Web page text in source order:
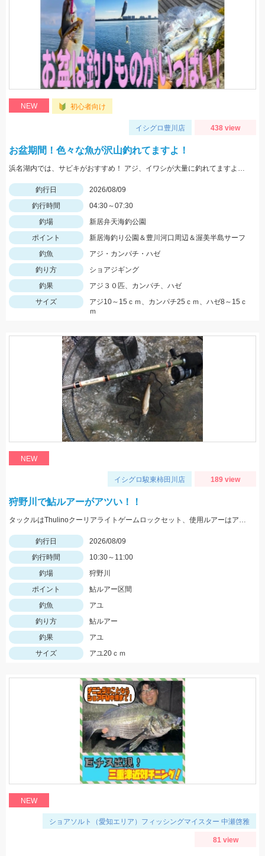
NEW 初心者向け
イシグロ豊川店 438 view
お盆期間！色々な魚が沢山釣れてますよ！
浜名湖内では、サビキがおすすめ！ アジ、イワシが大量に釣れてますよ。 豊川周辺では、ハゼが入れ喰い状態！ 渥美半島側では、マゴチ、ヒラメ、青物 などターゲットが多数回遊中！
釣行日
2026/08/09
釣行時間
04:30～07:30
釣場
新居弁天海釣公園
ポイント
新居海釣り公園＆豊川河口周辺＆渥美半島サーフ
釣魚
アジ・カンパチ・ハゼ
釣り方
ショアジギング
釣果
アジ３０匹、カンパチ、ハゼ
サイズ
アジ10～15ｃｍ、カンパチ25ｃｍ、ハゼ8～15ｃ
ｍ
NEW
イシグロ駿東柿田川店 189 view
狩野川で鮎ルアーがアツい！！
タックルはThulinoクーリアライトゲームロックセット、使用ルアーはアイマ祈晴(キハル)MD75F。20cm超え多くハリ飛ばされました。
釣行日
2026/08/09
釣行時間
10:30～11:00
釣場
狩野川
ポイント
鮎ルアー区間
釣魚
アユ
釣り方
鮎ルアー
釣果
アユ
サイズ
アユ20ｃｍ
NEW
ショアソルト（愛知エリア）フィッシングマイスター 中瀬啓雅
81 view